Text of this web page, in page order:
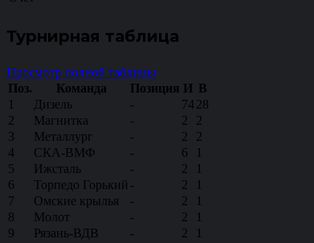
Турнирная таблица
Просмотр полной таблицы
Поз.
Команда Позиция И В
1
Дизель - 7428
2
Магнитка - 2
2
3
Металлург - 2
2
4
СКА-ВМФ - 6
1
5
Ижсталь - 2
1
6
Торпедо Горький - 2
1
7
Омские крылья - 2
1
8
Молот - 2
1
9
Рязань-ВДВ - 2
1